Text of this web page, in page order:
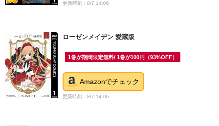
更新時刻：8/7 14:06
ローゼンメイデン 愛蔵版
1巻が期間限定無料/ 1巻が100円（93%OFF）
Amazonでチェック
更新時刻：8/7 14:06